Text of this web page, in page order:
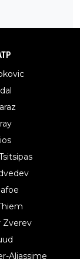
Zverev
Aliassime